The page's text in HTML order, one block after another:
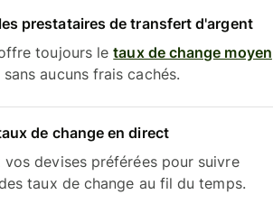
prestataires de transfert d'argent
toujours letaux de change moyen
sans aucuns frais cachés.
de change en direct
vos devises préférées pour suivre
taux de change au fil du temps.